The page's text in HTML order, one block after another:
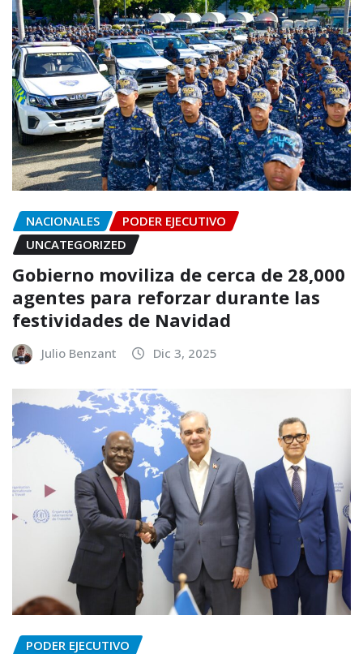
NACIONALES
PODER EJECUTIVO
UNCATEGORIZED
Gobierno moviliza de cerca de 28,000
agentes para reforzar durante las
festividades de Navidad
Julio Benzant Dic 3, 2025
PODER EJECUTIVO